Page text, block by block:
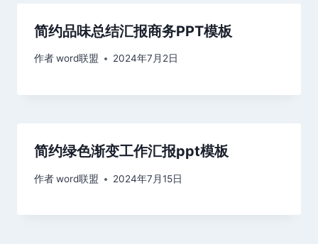
简约品味总结汇报商务PPT模板
作者word联盟 2024年7月2日
简约绿色渐变工作汇报ppt模板
作者word联盟 2024年7月15日